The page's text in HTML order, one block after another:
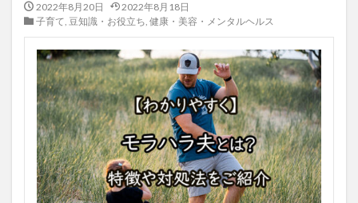
2022年8月20日
2022年8月18日
子育て, 豆知識・お役立ち, 健康・美容・メンタルヘルス